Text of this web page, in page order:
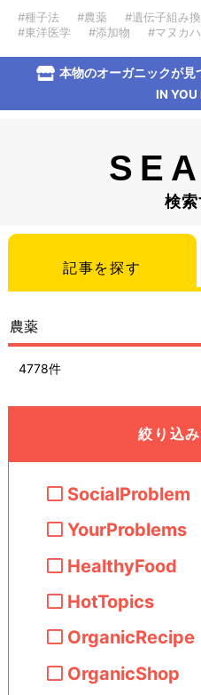
#種子法 #農薬 #遺伝子組み換
#東洋医学
#添加物 #マヌカ
本物のオーガニックが見
IN
検索
記事を探す
4778件
絞り込
SocialProblem
YourProblems
HealthyFood
HotTopics
OrganicRecipe
OrganicShop